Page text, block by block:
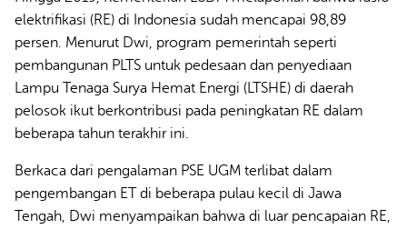
elektrifikasi (RE) di Indonesia sudah mencapai 98,89
persen. Menurut Dwi, program pemerintah seperti
pembangunan PLTS untuk pedesaan dan penyediaan
Lampu Tenaga Surya Hemat Energi (LTSHE) di daerah
pelosok ikut berkontribusi pada peningkatan RE dalam
beberapa tahun terakhir ini.
Berkaca dari pengalaman PSE UGM terlibat dalam
pengembangan ET di beberapa pulau kecil di Jawa
Tengah, Dwi menyampaikan bahwa di luar pencapaian RE,